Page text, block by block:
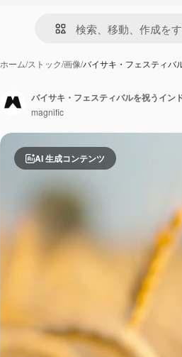
ホーム/ストック/画像/バイサキ・フェスティバ
AI 生成コンテンツ
バイサキ・フェスティバルを祝うイン
magnific